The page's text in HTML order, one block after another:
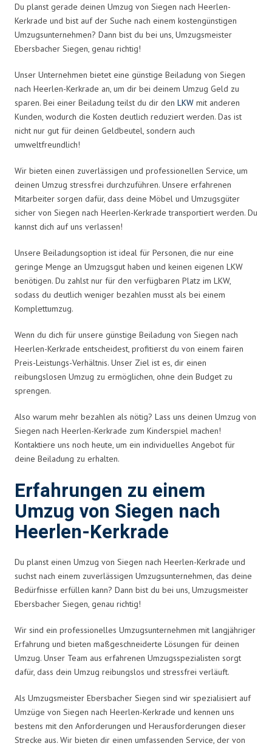
Du planst gerade deinen Umzug von Siegen nach Heerlen-
Kerkrade und bist auf der Suche nach einem kostengünstigen
Umzugsunternehmen? Dann bist du bei uns, Umzugsmeister
Ebersbacher Siegen, genau richtig!
Unser Unternehmen bietet eine günstige Beiladung von Siegen
nach Heerlen-Kerkrade an, um dir bei deinem Umzug Geld zu
sparen. Bei einer Beiladung teilst du dir den LKW mit anderen
Kunden, wodurch die Kosten deutlich reduziert werden. Das ist
nicht nur gut für deinen Geldbeutel, sondern auch
umweltfreundlich!
Wir bieten einen zuverlässigen und professionellen Service, um
deinen Umzug stressfrei durchzuführen. Unsere erfahrenen
Mitarbeiter sorgen dafür, dass deine Möbel und Umzugsgüter
sicher von Siegen nach Heerlen-Kerkrade transportiert werden. Du
kannst dich auf uns verlassen!
Unsere Beiladungsoption ist ideal für Personen, die nur eine
geringe Menge an Umzugsgut haben und keinen eigenen LKW
benötigen. Du zahlst nur für den verfügbaren Platz im LKW,
sodass du deutlich weniger bezahlen musst als bei einem
Komplettumzug.
Wenn du dich für unsere günstige Beiladung von Siegen nach
Heerlen-Kerkrade entscheidest, profitierst du von einem fairen
Preis-Leistungs-Verhältnis. Unser Ziel ist es, dir einen
reibungslosen Umzug zu ermöglichen, ohne dein Budget zu
sprengen.
Also warum mehr bezahlen als nötig? Lass uns deinen Umzug von
Siegen nach Heerlen-Kerkrade zum Kinderspiel machen!
Kontaktiere uns noch heute, um ein individuelles Angebot für
deine Beiladung zu erhalten.
Erfahrungen zu einem
Umzug von Siegen nach
Heerlen-Kerkrade
Du planst einen Umzug von Siegen nach Heerlen-Kerkrade und
suchst nach einem zuverlässigen Umzugsunternehmen, das deine
Bedürfnisse erfüllen kann? Dann bist du bei uns, Umzugsmeister
Ebersbacher Siegen, genau richtig!
Wir sind ein professionelles Umzugsunternehmen mit langjähriger
Erfahrung und bieten maßgeschneiderte Lösungen für deinen
Umzug. Unser Team aus erfahrenen Umzugsspezialisten sorgt
dafür, dass dein Umzug reibungslos und stressfrei verläuft.
Als Umzugsmeister Ebersbacher Siegen sind wir spezialisiert auf
Umzüge von Siegen nach Heerlen-Kerkrade und kennen uns
bestens mit den Anforderungen und Herausforderungen dieser
Strecke aus. Wir bieten dir einen umfassenden Service, der von